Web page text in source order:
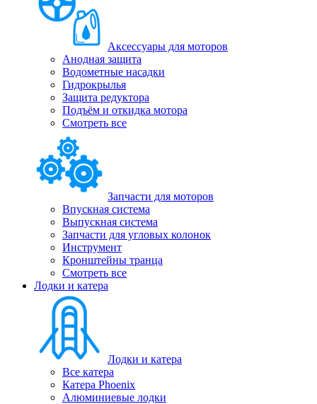
Аксессуары для моторов
Анодная защита
Водометные насадки
Гидрокрылья
Защита редуктора
Подъём и откидка мотора
Смотреть все
Запчасти для моторов
Впускная система
Выпускная система
Запчасти для угловых колонок
Инструмент
Кронштейны транца
Смотреть все
Лодки и катера
Лодки и катера
Все катера
Катера Phoenix
Алюминиевые лодки